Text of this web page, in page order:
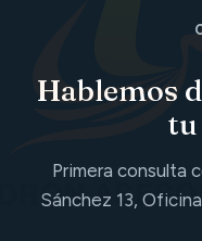
Hablemos
tu
Primera consulta
Sánchez 13,